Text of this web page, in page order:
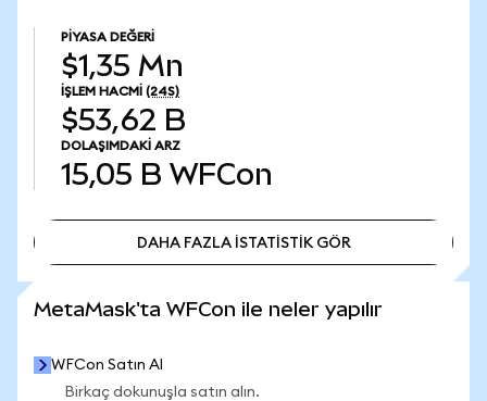
PIYASA DEĞERI
$1,35 Mn
İŞLEM HACMI (24S)
$53,62 B
DOLAŞIMDAKI ARZ
15,05 B WFCon
DAHA FAZLA İSTATİSTİK GÖR
MetaMask'ta WFCon ile neler yapılır
WFCon Satın Al
Birkaç dokunuşla satın alın.